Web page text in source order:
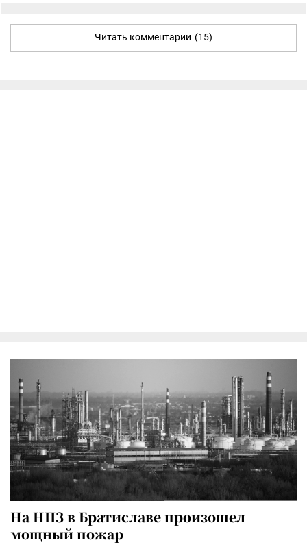
Читать комментарии (15)
На НПЗ в Братиславе произошел
мощный пожар